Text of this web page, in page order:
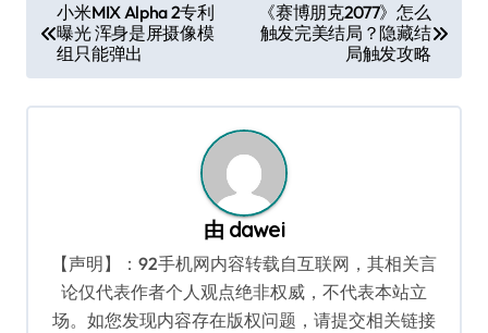
章
导
航
小米MIX Alpha 2专利
曝光 浑身是屏摄像模
组只能弹出
《赛博朋克2077》怎么
触发完美结局？隐藏结
局触发攻略
由 dawei
【声明】：92手机网内容转载自互联网，其相关言
论仅代表作者个人观点绝非权威，不代表本站立
场。如您发现内容存在版权问题，请提交相关链接